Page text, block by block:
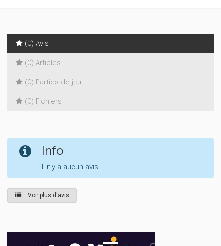
(0) Avis
(0) Articles
(0) Parties de jeu
(0) Fichiers
Info
Il n'y a aucun avis
Voir plus d'avis